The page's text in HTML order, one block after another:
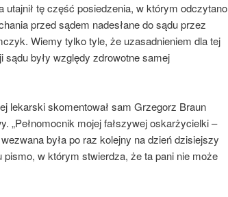
tę część posiedzenia, w którym odczytano
przed sądem nadesłane do sądu przez
Wiemy tylko tyle, że uzasadnieniem dla tej
były względy zdrowotne samej
lekarski skomentował sam Grzegorz Braun
„Pełnomocnik mojej fałszywej oskarżycielki –
była po raz kolejny na dzień dzisiejszy
pismo, w którym stwierdza, że ta pani nie może